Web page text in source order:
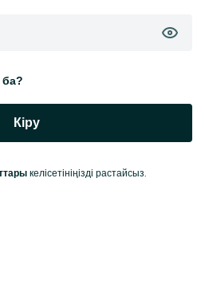
Кіру
келісетініңізді растайсыз.